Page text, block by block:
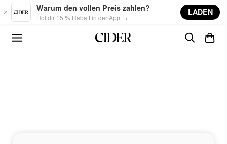
Skip to main content
Warum den vollen Preis zahlen?
Hol dir 15 % Rabatt in der App →
LADEN